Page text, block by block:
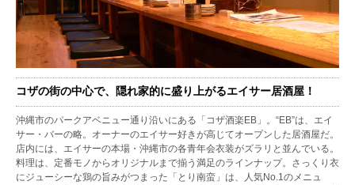
コザの街の中心で、隠れ家的に盛り上がるエイサー居酒屋！
沖縄市のパークアベニュー通り沿いにある「コザ酒楽EB」。“EB”は、エイ
サー・バーの略。オーナーのエイサー好きが高じてオープンした居酒屋だ。
店内には、エイサーの本場・沖縄市の各青年会衣装がズラリと並んでいる。
料理は、定番モノからオリジナルまで揃う満足のラインナップ。さっくり衣
にジューシーな鶏の旨みがつまった「とり南蛮」は、人気No.1のメニュ